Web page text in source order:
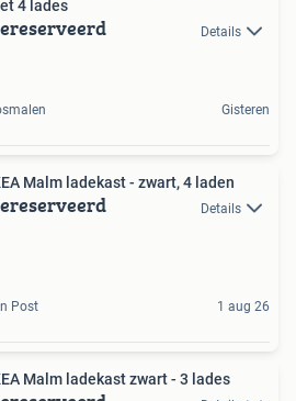
4 lades
Details
Gisteren
Malm ladekast - zwart, 4 laden
Details
Post 1 aug 26
Malm ladekast zwart - 3 lades